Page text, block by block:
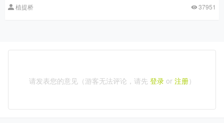
植提桥 37951
请发表您的意见（游客无法评论，请先 登录or 注册）